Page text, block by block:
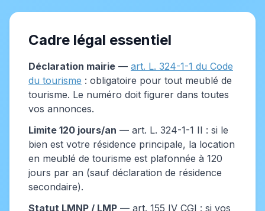
Cadre légal essentiel
Déclaration mairie — art. L. 324-1-1 du Code
du tourisme : obligatoire pour tout meublé de
tourisme. Le numéro doit figurer dans toutes
vos annonces.
Limite 120 jours/an — art. L. 324-1-1 II : si le
bien est votre résidence principale, la location
en meublé de tourisme est plafonnée à 120
jours par an (sauf déclaration de résidence
secondaire).
Statut LMNP / LMP — art. 155 IV CGI : si vos